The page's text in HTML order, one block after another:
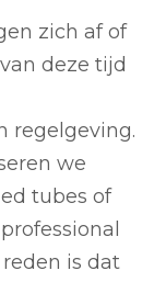
zich af of
deze tijd
regelgeving.
we
tubes of
is dat